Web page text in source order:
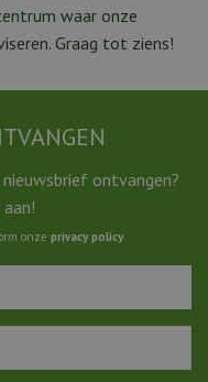
waar onze
Graag tot ziens!
ontvangen?
onze privacy policy.